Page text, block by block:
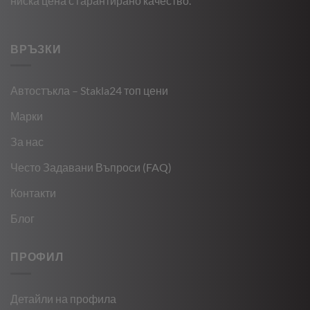
ВРЪЗКИ
Автостъкла – Stakla24 топ цени
Марки
За нас
Често Задавани Въпроси (FAQ)
Контакти
Блог
ПРОФИЛ
Детайли на профила